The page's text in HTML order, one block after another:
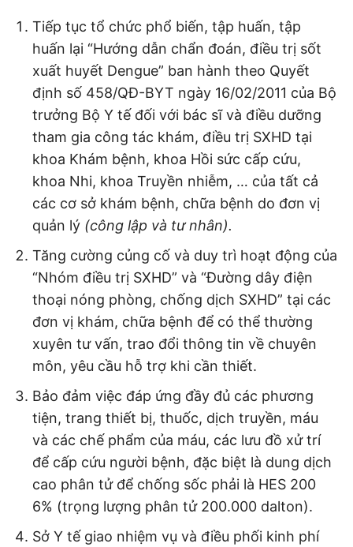
Tiếp tục tổ chức phổ biến, tập huấn, tập
huấn lại “Hướng dẫn chẩn đoán, điều trị sốt
xuất huyết Dengue” ban hành theo Quyết
định số 458/QĐ-BYT ngày 16/02/2011 của Bộ
trưởng Bộ Y tế đối với bác sĩ và điều dưỡng
tham gia công tác khám, điều trị SXHD tại
khoa Khám bệnh, khoa Hồi sức cấp cứu,
khoa Nhi, khoa Truyền nhiễm, … của tất cả
các cơ sở khám bệnh, chữa bệnh do đơn vị
quản lý (công lập và tư nhân).
Tăng cường củng cố và duy trì hoạt động của
“Nhóm điều trị SXHD” và “Đường dây điện
thoại nóng phòng, chống dịch SXHD” tại các
đơn vị khám, chữa bệnh để có thể thường
xuyên tư vấn, trao đổi thông tin về chuyên
môn, yêu cầu hỗ trợ khi cần thiết.
Bảo đảm việc đáp ứng đầy đủ các phương
tiện, trang thiết bị, thuốc, dịch truyền, máu
và các chế phẩm của máu, các lưu đồ xử trí
để cấp cứu người bệnh, đặc biệt là dung dịch
cao phân tử để chống sốc phải là HES 200
6% (trọng lượng phân tử 200.000 dalton).
Sở Y tế giao nhiệm vụ và điều phối kinh phí